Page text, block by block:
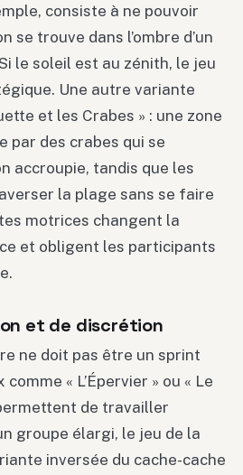
consiste à ne pouvoir
se trouve dans l’ombre d’un
le soleil est au zénith, le jeu
Une autre variante
et les Crabes » : une zone
par des crabes qui se
accroupie, tandis que les
la plage sans se faire
motrices changent la
et obligent les participants
et de discrétion
ne doit pas être un sprint
« L’Épervier » ou « Le
de travailler
groupe élargi, le jeu de la
inversée du cache-cache